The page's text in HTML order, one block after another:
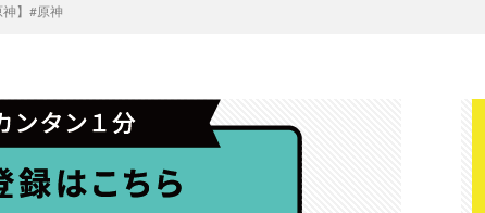
】#原神